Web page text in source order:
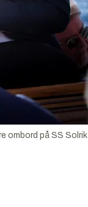
ombord på SS Solrik